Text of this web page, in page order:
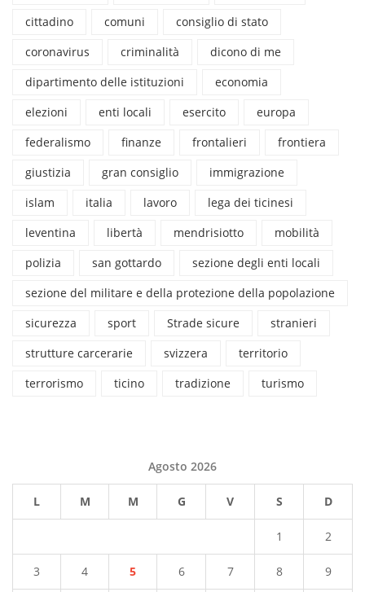
cittadino
comuni
consiglio di stato
coronavirus
criminalità
dicono di me
dipartimento delle istituzioni
economia
elezioni
enti locali esercito
europa
federalismo
finanze frontalieri
frontiera
giustizia
gran consiglio
immigrazione
islam
italia lavoro
lega dei ticinesi
leventina
libertà mendrisiotto
mobilità
polizia
san gottardo
sezione degli enti locali
sezione del militare e della protezione della popolazione
sicurezza
sport Strade sicure
stranieri
strutture carcerarie
svizzera
territorio
terrorismo
ticino tradizione turismo
Agosto 2026
L M M G V S D
1 2
3 4 5 6 7 8 9